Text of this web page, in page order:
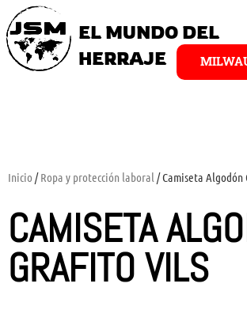
EL MUNDO DEL
HERRAJE
Inicio /Ropa y protección laboral / Camiseta Algodón
CAMISETA
GRAFITO VILS